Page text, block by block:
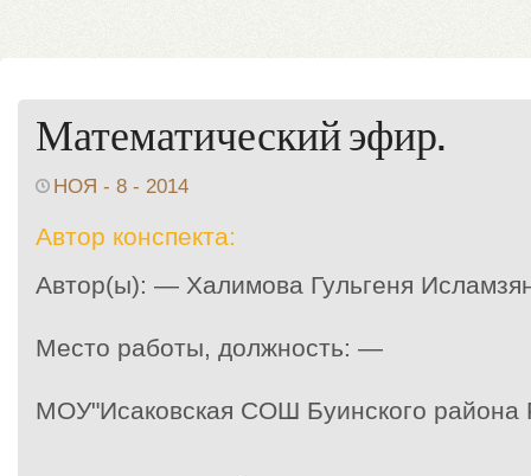
Математический эфир.
НОЯ - 8 - 2014
Автор конспекта:
Автор(ы): — Халимова Гульгеня
Место работы, должность: —
МОУ"Исаковская СОШ Буинского района